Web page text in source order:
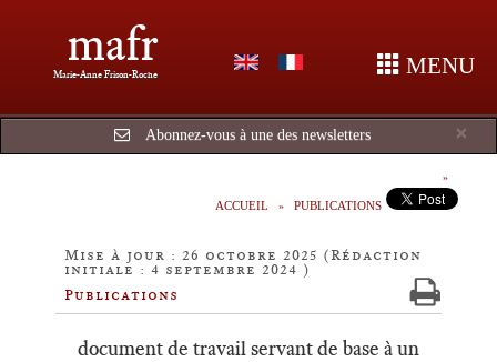
mafr
Marie-Anne Frison-Roche MENU
×
Abonnez-vous à une des newsletters
ACCUEIL PUBLICATIONS
Mise à jour : 26 octobre 2025 (Rédaction
initiale : 4 septembre 2024 )
Publications
document de travail servant de base à un